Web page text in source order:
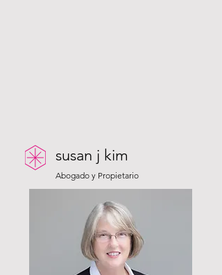
susan j kim
Abogado y Propietario